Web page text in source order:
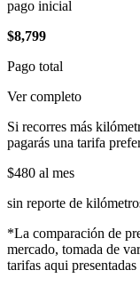
pago inicial
$8,799
Pago total
Ver completo
Si recorres más
pagarás una tarifa
$480 al mes
sin reporte de
*La comparación de
mercado, tomada de
tarifas aqui